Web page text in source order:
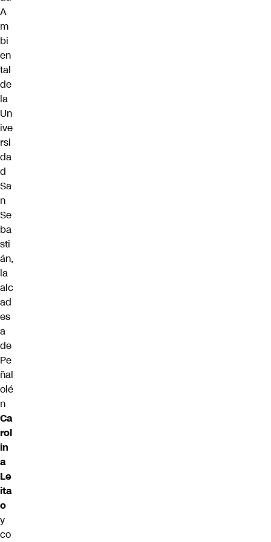
A
m
bi
en
tal
de
la
Un
ive
rsi
da
d
Sa
n
Se
ba
sti
án,
la
alc
ad
es
a
de
Pe
ñal
olé
n
Ca
rol
in
a
Le
ita
o
y
co